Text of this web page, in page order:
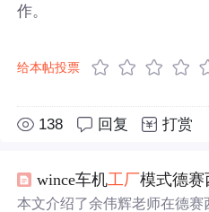
作。
给本帖投票
138 回复 打赏
wince车机工厂模式德赛
本文介绍了余伟辉老师在德赛